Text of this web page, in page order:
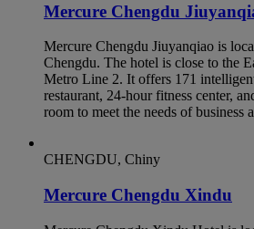
Mercure Chengdu
Mercure Chengdu Jiuyanqiao is
Chengdu. The hotel is close to the
Metro Line 2. It offers 171
restaurant, 24-hour fitness center,
room to meet the needs of business
CHENGDU, Chiny
Mercure Chengdu Xindu